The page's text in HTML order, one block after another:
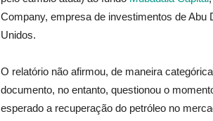
Company, empresa de investimentos de
Unidos.
O relatório não afirmou, de maneira
documento, no entanto, questionou o
esperado a recuperação do petróleo no